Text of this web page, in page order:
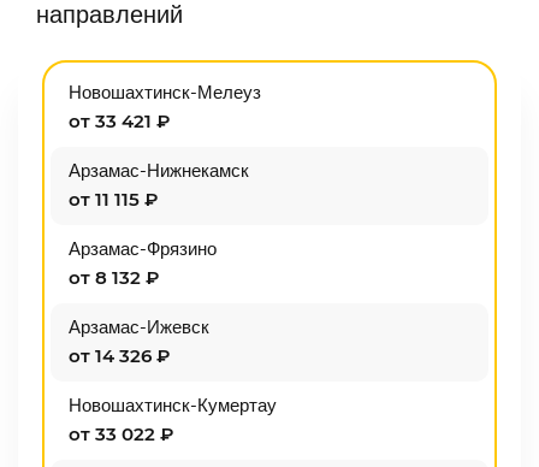
направлений
Новошахтинск-Мелеуз
от 33 421 ₽
Арзамас-Нижнекамск
от 11 115 ₽
Арзамас-Фрязино
от 8 132 ₽
Арзамас-Ижевск
от 14 326 ₽
Новошахтинск-Кумертау
от 33 022 ₽